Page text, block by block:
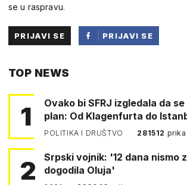
se u raspravu.
PRIJAVI SE
PRIJAVI SE
TOP NEWS
1
Ovako bi SFRJ izgledala da
plan: Od Klagenfurta do
POLITIKA I DRUŠTVO 281512
2
Srpski vojnik: '12 dana nismo
dogodila Oluja'